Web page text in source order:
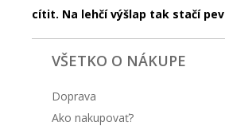
cítit. Na lehčí výšlap tak stačí
VŠETKO O NÁKUPE
Doprava
Ako nakupovať?